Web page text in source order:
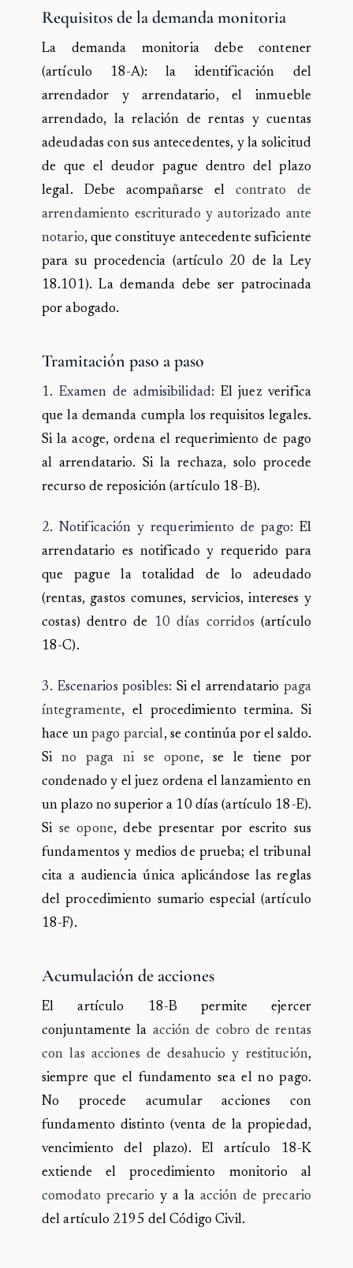
Requisitos de la demanda monitoria
La demanda monitoria debe contener
(artículo 18-A): la identificación del
arrendador y arrendatario, el inmueble
arrendado, la relación de rentas y cuentas
adeudadas con sus antecedentes, y la solicitud
de que el deudor pague dentro del plazo
legal. Debe acompañarse elcontrato de
arrendamiento escriturado y autorizado ante
notario, que constituye antecedente suficiente
para su procedencia (artículo 20 de la Ley
18.101). La demanda debe ser patrocinada
por abogado.
Tramitación paso a paso
1. Examen de admisibilidad: El juez verifica
que la demanda cumpla los requisitos legales.
Si la acoge, ordena el requerimiento de pago
al arrendatario. Si la rechaza, solo procede
recurso de reposición (artículo 18-B).
2. Notificación y requerimiento de pago: El
arrendatario es notificado y requerido para
que pague la totalidad de lo adeudado
(rentas, gastos comunes, servicios, intereses y
costas) dentro de 10 días corridos (artículo
18-C).
3. Escenarios posibles: Si el arrendatario paga
íntegramente, el procedimiento termina. Si
hace unpago parcial, se continúa por el saldo.
Si no paga ni se opone, se le tiene por
condenado y el juez ordena el lanzamiento en
un plazo no superior a 10 días (artículo 18-E).
Si se opone, debe presentar por escrito sus
fundamentos y medios de prueba; el tribunal
cita a audiencia única aplicándose las reglas
del procedimiento sumario especial (artículo
18-F).
Acumulación de acciones
El artículo 18-B permite ejercer
conjuntamente la acción de cobro de rentas
con las acciones de desahucio y restitución,
siempre que el fundamento sea el no pago.
No procede acumular acciones con
fundamento distinto (venta de la propiedad,
vencimiento del plazo). El artículo 18-K
extiende el procedimiento monitorio al
comodato precario y a la acción de precario
del artículo 2195 del Código Civil.